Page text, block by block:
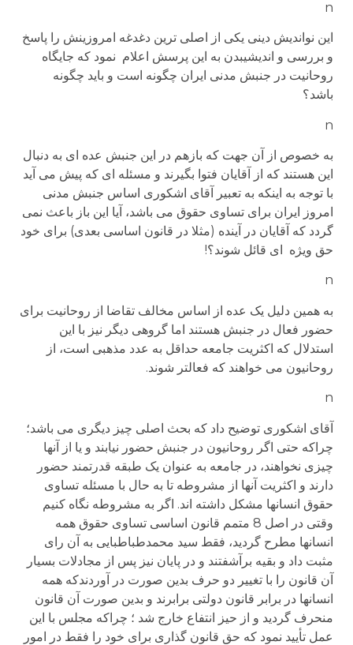
n
این نواندیش دینی یکی از اصلی ترین دغدغه امروزینش را پاسخ
و بررسی و اندیشیبدن به این پرسش اعلام نمود که جایگاه
روحانیت در جنبش مدنی ایران چگونه است و باید چگونه
باشد؟
n
به خصوص از آن جهت که بازهم در این جنبش عده ای به دنبال
این هستند که از آقایان فتوا بگیرند و مسئله ای که پیش می آید
با توجه به اینکه به تعبیر آقای اشکوری اساس جنبش مدنی
امروز ایران برای تساوی حقوق می باشد، آیا این باز باعث نمی
گردد که آقایان در آینده (مثلا در قانون اساسی بعدی) برای خود
حق ویژه ای قائل شوند؟!
n
به همین دلیل یک عده از اساس مخالف تقاضا از روحانیت برای
حضور فعال در جنبش هستند اما گروهی دیگر نیز با این
استدلال که اکثریت جامعه حداقل به عدد مذهبی است، از
روحانیون می خواهند که فعالتر شوند.
n
آقای اشکوری توضیح داد که بحث اصلی چیز دیگری می باشد؛
چراکه حتی اگر روحانیون در جنبش حضور نیابند و یا از آنها
چیزی نخواهند، در جامعه به عنوان یک طبقه قدرتمند حضور
دارند و اکثریت آنها از مشروطه تا به حال با مسئله تساوی
حقوق انسانها مشکل داشته اند. اگر به مشروطه نگاه کنیم
وقتی در اصل 8 متمم قانون اساسی تساوی حقوق همه
انسانها مطرح گردید، فقط سید محمدطباطبایی به آن رای
مثبت داد و بقیه برآشفتند و در پایان نیز پس از مجادلات بسیار
آن قانون را با تغییر دو حرف بدین صورت در آوردندکه همه
انسانها در برابر قانون دولتی برابرند و بدین صورت آن قانون
منحرف گردید و از حیز انتفاع خارج شد ؛ چراکه مجلس با این
عمل تأیید نمود که حق قانون گذاری برای خود را فقط در امور